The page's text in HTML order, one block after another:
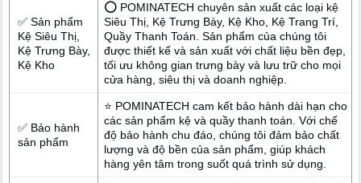
✅ Sản phẩm
Kệ Siêu Thị,
Kệ Trưng Bày,
Kệ Kho
⭕ POMINATECH chuyên sản xuất các loại kệ
Siêu Thị, Kệ Trưng Bày, Kệ Kho, Kệ Trang Trí,
Quầy Thanh Toán. Sản phẩm của chúng tôi
được thiết kế và sản xuất với chất liệu bền đẹp,
tối ưu không gian trưng bày và lưu trữ cho mọi
cửa hàng, siêu thị và doanh nghiệp.
✅ Bảo hành
sản phẩm
⭐ POMINATECH cam kết bảo hành dài hạn cho
các sản phẩm kệ và quầy thanh toán. Với chế
độ bảo hành chu đáo, chúng tôi đảm bảo chất
lượng và độ bền của sản phẩm, giúp khách
hàng yên tâm trong suốt quá trình sử dụng.